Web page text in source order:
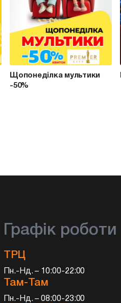
Щопонеділка мультики
-50%
Графік роботи
ТРЦ
Пн.-Нд. – 10:00-22:00
Там-Там
Пн.-Нд. – 08:00-23:00